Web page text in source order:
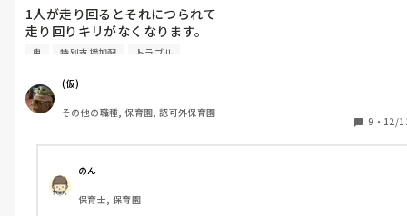
1人が走り回るとそれにつられて
走り回りキリがなくなります。
特定の男児(2人)以外は注意すると止まりますが
多動のことを保護者に伝えるべきか否かで
なやんでいます。
その男児だけはどうしても浮いてしまいます。
保護者様の気持ちになると...
とためらってしまいますが、
鬼 特別支援加配 トラブル
(仮)
その他の職種, 保育園, 認可外保育園
9 ・ 12/
のん
保育士, 保育園